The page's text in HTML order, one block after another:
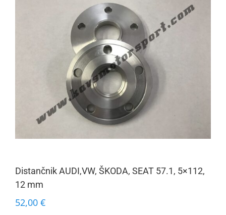
Distančnik AUDI,VW, ŠKODA, SEAT 57.1, 5×112,
12 mm
52,00 €